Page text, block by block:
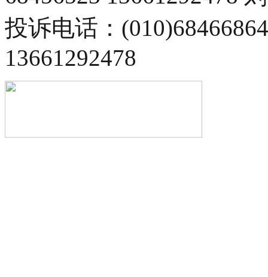
投诉电话：
13661292478